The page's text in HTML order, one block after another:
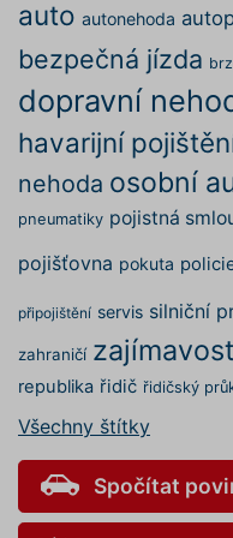
auto autonehoda
bezpečná jízda
dopravní
havarijní
nehoda osobní
pneumatiky pojistná
pojišťovna pokuta
připojištění servis silniční
zahraničí zajímavost
republika řidič řidičský
Všechny štítky
Spočítat
utm_campaign